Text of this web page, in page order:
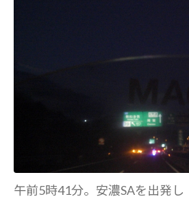
午前5時41分。安濃SAを出発し